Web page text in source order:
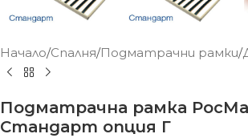
Начало/Спалня/Подматрачни рамки/
Подматрачна рамка
Стандарт опция Г